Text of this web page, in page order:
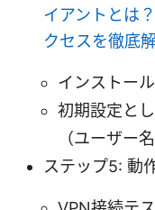
イアントとは
クセスを徹底
インストー
初期設定と
（ユーザー
ステップ5: 動